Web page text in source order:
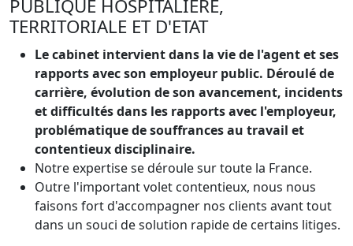
PUBLIQUE HOSPITALIÈRE,
TERRITORIALE ET D'ETAT
Le cabinet intervient dans la vie de l'agent et ses
rapports avec son employeur public. Déroulé de
carrière, évolution de son avancement, incidents
et difficultés dans les rapports avec l'employeur,
problématique de souffrances au travail et
contentieux disciplinaire.
Notre expertise se déroule sur toute la France.
Outre l'important volet contentieux, nous nous
faisons fort d'accompagner nos clients avant tout
dans un souci de solution rapide de certains litiges.